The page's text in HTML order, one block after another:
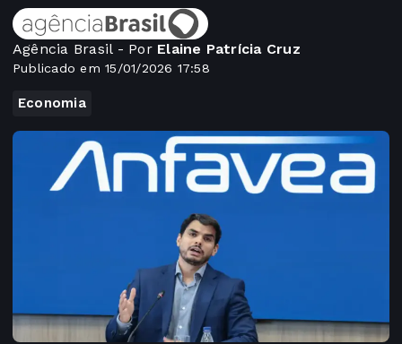
Agência Brasil - Por Elaine Patrícia Cruz
Publicado em 15/01/2026 17:58
Economia